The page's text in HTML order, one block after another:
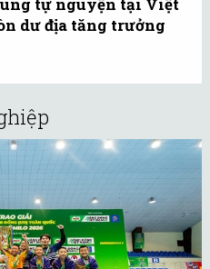
dư địa tăng trưởng